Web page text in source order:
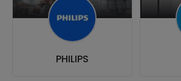
PHILIPS